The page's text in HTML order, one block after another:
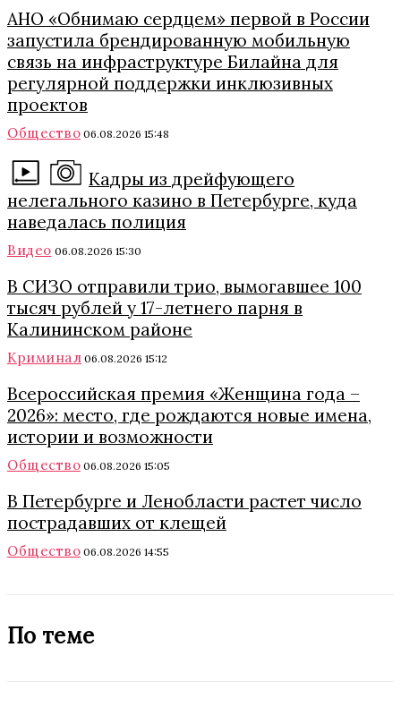
АНО «Обнимаю сердцем» первой в России
запустила брендированную мобильную
связь на инфраструктуре Билайна для
регулярной поддержки инклюзивных
проектов
Общество 06.08.2026 15:48
Кадры из дрейфующего
нелегального казино в Петербурге, куда
наведалась полиция
Видео 06.08.2026 15:30
В СИЗО отправили трио, вымогавшее 100
тысяч рублей у 17-летнего парня в
Калининском районе
Криминал 06.08.2026 15:12
Всероссийская премия «Женщина года –
2026»: место, где рождаются новые имена,
истории и возможности
Общество 06.08.2026 15:05
В Петербурге и Ленобласти растет число
пострадавших от клещей
Общество 06.08.2026 14:55
По теме